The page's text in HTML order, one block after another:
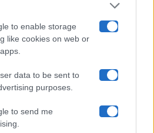
to enable storage
like cookies on web or
data to be sent to
purposes.
to send me